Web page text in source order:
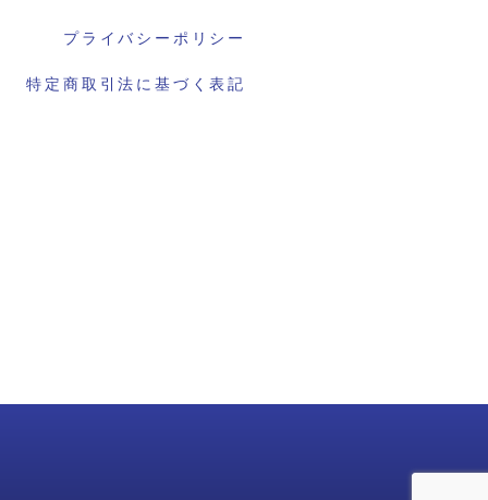
プライバシーポリシー
特定商取引法に基づく表記